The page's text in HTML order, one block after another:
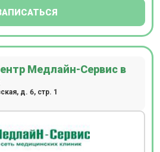
Медлайн-Сервис в
д. 6, стр. 1